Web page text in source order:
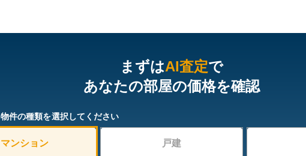
まずはAI査定で
あなたの部屋の価格を確認
物件の種類を選択してください
マンション 戸建